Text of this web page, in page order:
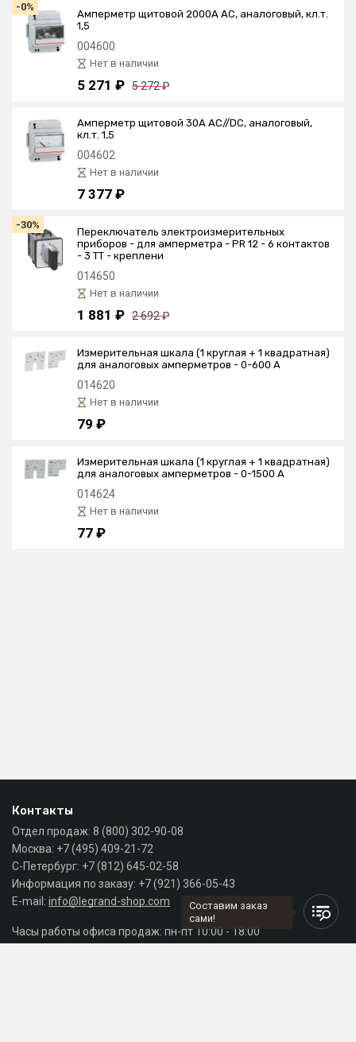
-0%
Амперметр щитовой 2000А AC, аналоговый, кл.т.
1,5
004600
Нет в наличии
5 271 ₽ 5 272 ₽
Амперметр щитовой 30А AC//DC, аналоговый,
кл.т. 1,5
004602
Нет в наличии
7 377 ₽
-30%
Переключатель электроизмерительных
приборов - для амперметра - PR 12 - 6 контактов
- 3 ТТ - креплени
014650
Нет в наличии
1 881 ₽ 2 692 ₽
Измерительная шкала (1 круглая + 1 квадратная)
для аналоговых амперметров - 0-600 A
014620
Нет в наличии
79 ₽
Измерительная шкала (1 круглая + 1 квадратная)
для аналоговых амперметров - 0-1500 A
014624
Нет в наличии
77 ₽
Контакты
Отдел продаж: 8 (800) 302-90-08
Москва: +7 (495) 409-21-72
С-Петербург: +7 (812) 645-02-58
Информация по заказу: +7 (921) 366-05-43
E-mail: info@legrand-shop.com
Часы работы офиса продаж: пн-пт 10:00 - 18:00
Составим заказ
сами!